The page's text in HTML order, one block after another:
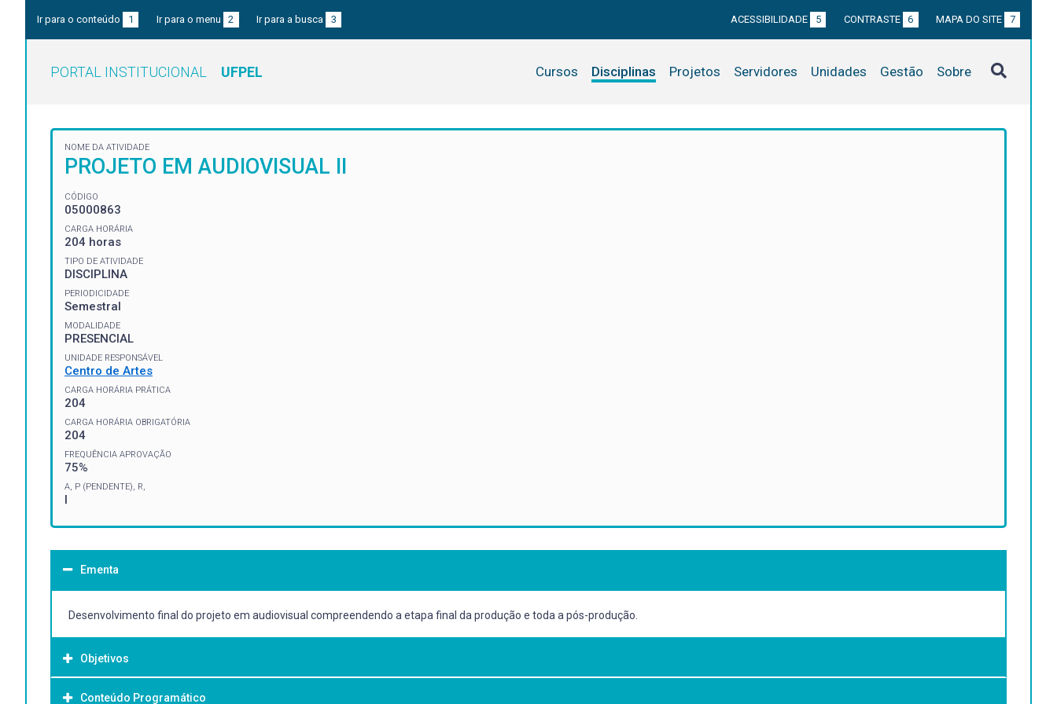
Ir para o conteúdo 1 Ir para o menu 2 Ir para a busca 3 ACESSIBILIDADE 5 CONTRASTE 6 MAPA DO SITE 7
PORTAL INSTITUCIONAL UFPEL Cursos Disciplinas Projetos Servidores Unidades Gestão Sobre
NOME DA ATIVIDADE
PROJETO EM AUDIOVISUAL II
CÓDIGO
05000863
CARGA HORÁRIA
204 horas
TIPO DE ATIVIDADE
DISCIPLINA
PERIODICIDADE
Semestral
MODALIDADE
PRESENCIAL
UNIDADE RESPONSÁVEL
Centro de Artes
CARGA HORÁRIA PRÁTICA
204
CARGA HORÁRIA OBRIGATÓRIA
204
FREQUÊNCIA APROVAÇÃO
75%
A, P (PENDENTE), R,
I
Ementa
Desenvolvimento final do projeto em audiovisual compreendendo a etapa final da produção e toda a pós-produção.
Objetivos
Conteúdo Programático